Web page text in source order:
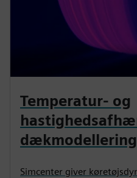
Temperatur- og
dækmodellering
Simcenter giver